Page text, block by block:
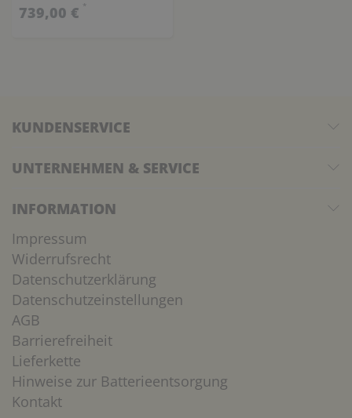
739,00 € *
KUNDENSERVICE
UNTERNEHMEN & SERVICE
INFORMATION
Impressum
Widerrufsrecht
Datenschutzerklärung
Datenschutzeinstellungen
AGB
Barrierefreiheit
Lieferkette
Hinweise zur Batterieentsorgung
Kontakt